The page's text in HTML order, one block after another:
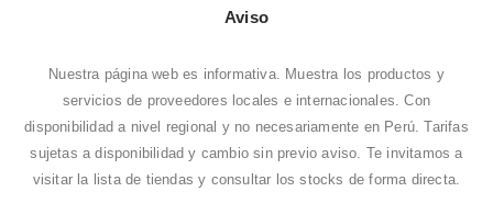
Aviso
Nuestra página web es informativa. Muestra los productos y
servicios de proveedores locales e internacionales. Con
disponibilidad a nivel regional y no necesariamente en Perú. Tarifas
sujetas a disponibilidad y cambio sin previo aviso. Te invitamos a
visitar la lista de tiendas y consultar los stocks de forma directa.